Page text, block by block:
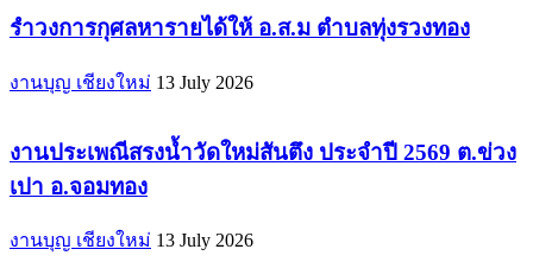
รำวงการกุศลหารายได้ให้ อ.ส.ม ตำบลทุ่งรวงทอง
งานบุญ เชียงใหม่ 13 July 2026
งานประเพณีสรงน้ำวัดใหม่สันตึง ประจำปี 2569 ต.ข่วง
เปา อ.จอมทอง
งานบุญ เชียงใหม่ 13 July 2026